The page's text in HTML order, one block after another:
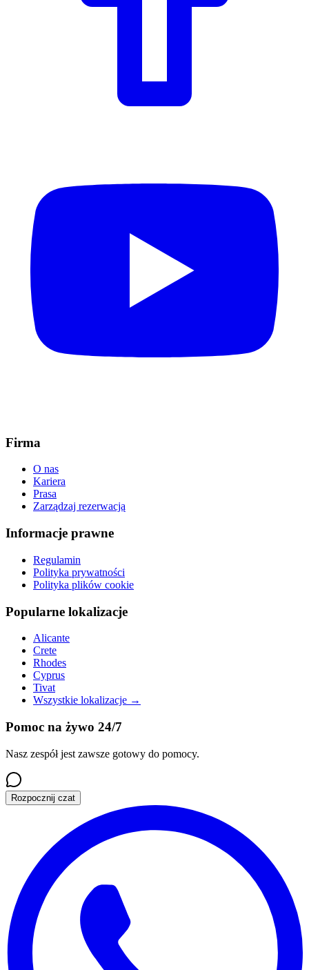
Firma
O nas
Kariera
Prasa
Zarządzaj rezerwacją
Informacje prawne
Regulamin
Polityka prywatności
Polityka plików cookie
Popularne lokalizacje
Alicante
Crete
Rhodes
Cyprus
Tivat
Wszystkie lokalizacje →
Pomoc na żywo 24/7
Nasz zespół jest zawsze gotowy do pomocy.
Rozpocznij czat